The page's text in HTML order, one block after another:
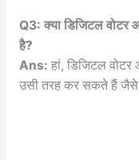
Q3: क्या डिजिटल वोटर
है?
Ans: हां, डिजिटल
उसी तरह कर सकते हैं जैसे